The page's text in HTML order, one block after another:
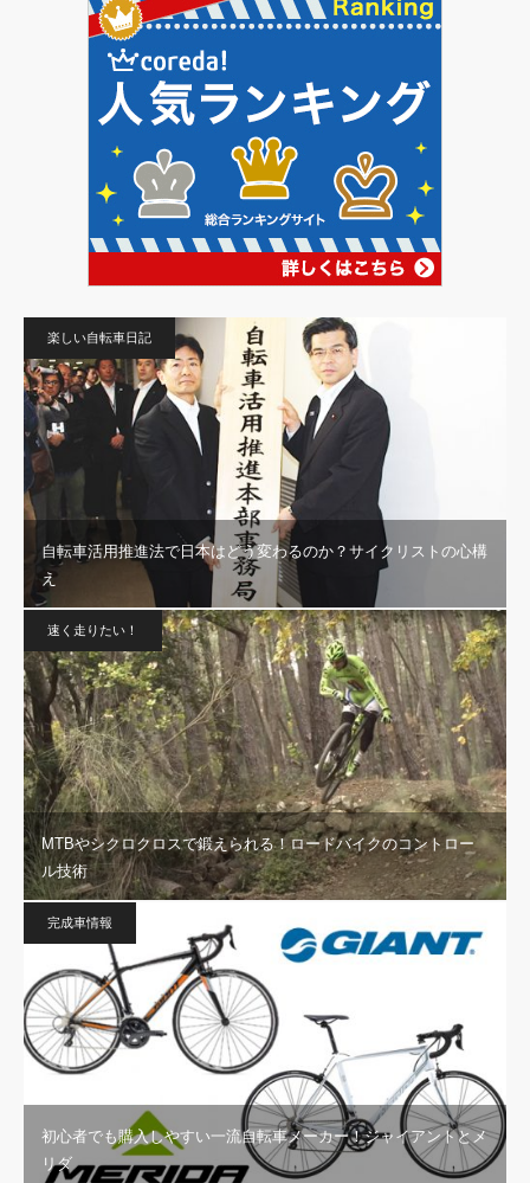
楽しい自転車日記
自転車活用推進法で日本はどう変わるのか？サイクリストの心構
え
速く走りたい！
MTBやシクロクロスで鍛えられる！ロードバイクのコントロー
ル技術
完成車情報
初心者でも購入しやすい一流自転車メーカー！ジャイアントとメ
リダ